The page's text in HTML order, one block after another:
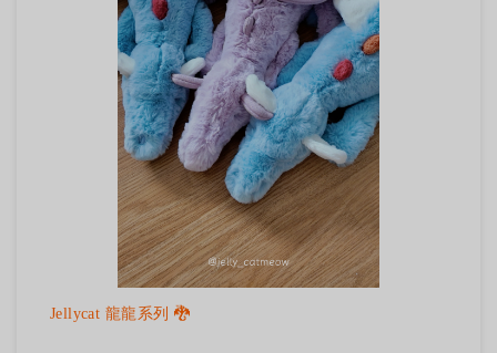
Jellycat 龍龍系列 🐉